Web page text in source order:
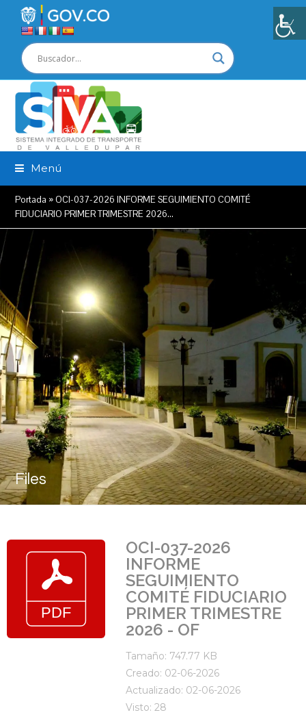
Menú
Portada »OCI-037-2026 INFORME SEGUIMIENTO COMITÉ
FIDUCIARIO PRIMER TRIMESTRE 2026…
Files
OCI-037-2026
INFORME
SEGUIMIENTO
COMITÉ FIDUCIARIO
PRIMER TRIMESTRE
2026 - OF
Tamaño: 747.77 KB
Creado: 02-06-2026
Actualizado: 02-06-2026
Visto: 28